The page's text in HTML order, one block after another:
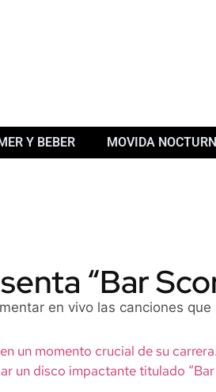
Y BEBER MOVIDA
“Bar
en vivo las canciones
un momento crucial de su
un disco impactante titulado